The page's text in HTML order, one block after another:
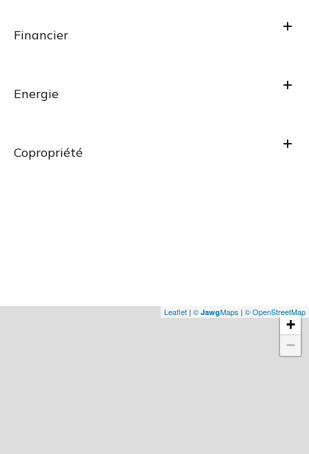
Financier
Energie
Copropriété
+
−
Leaflet | © JawgMaps | © OpenStreetMap